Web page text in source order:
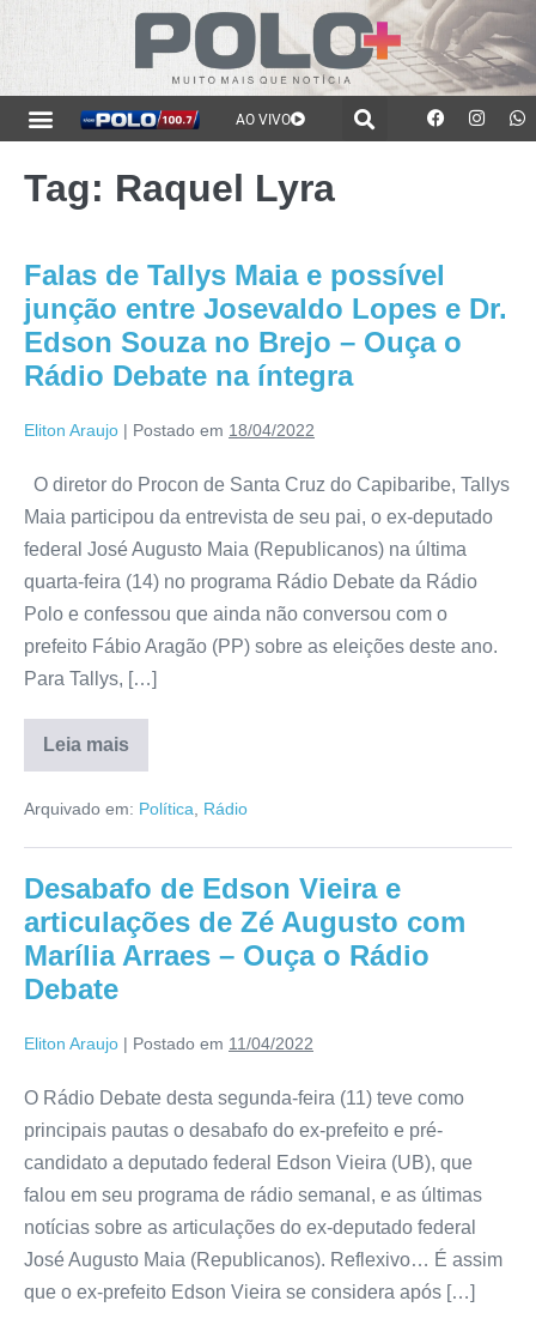
AO VIVO
Tag: Raquel Lyra
Falas de Tallys Maia e possível
junção entre Josevaldo Lopes e Dr.
Edson Souza no Brejo – Ouça o
Rádio Debate na íntegra
Eliton Araujo | Postado em 18/04/2022
O diretor do Procon de Santa Cruz do Capibaribe, Tallys
Maia participou da entrevista de seu pai, o ex-deputado
federal José Augusto Maia (Republicanos) na última
quarta-feira (14) no programa Rádio Debate da Rádio
Polo e confessou que ainda não conversou com o
prefeito Fábio Aragão (PP) sobre as eleições deste ano.
Para Tallys, […]
Leia mais
Arquivado em: Política Rádio
Desabafo de Edson Vieira e
articulações de Zé Augusto com
Marília Arraes – Ouça o Rádio
Debate
Eliton Araujo | Postado em 11/04/2022
O Rádio Debate desta segunda-feira (11) teve como
principais pautas o desabafo do ex-prefeito e pré-
candidato a deputado federal Edson Vieira (UB), que
falou em seu programa de rádio semanal, e as últimas
notícias sobre as articulações do ex-deputado federal
José Augusto Maia (Republicanos). Reflexivo… É assim
que o ex-prefeito Edson Vieira se considera após […]